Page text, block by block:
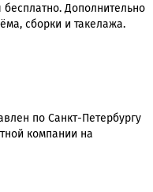
бесплатно. Дополнительно
сборки и такелажа.
по Санкт-Петербургу
компании на